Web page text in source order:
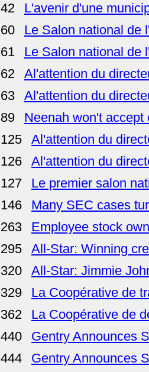
42
L'avenir d'une
60
Le Salon national de
61
Le Salon national de
62
Al'attention du
63
Al'attention du
89
Neenah won't accept
125
Al'attention du
126
Al'attention du
127
Le premier salon
146
Many SEC cases
263
Employee stock
295
All-Star: Winning
320
All-Star: Jimmie
329
La Coopérative de
362
La Coopérative de
440
Gentry Announces
444
Gentry Announces